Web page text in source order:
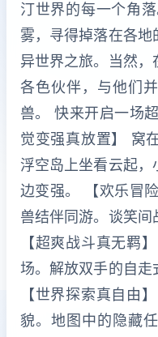
汀世界的每一个角
雾，寻得掉落在各地
异世界之旅。当然
各色伙伴，与他们
兽。 快来开启一场
觉变强真放置】 窝
浮空岛上坐看云起
边变强。 【欢乐冒
兽结伴同游。谈笑间
【超爽战斗真无羁
场。解放双手的自走
【世界探索真自由
貌。地图中的隐藏